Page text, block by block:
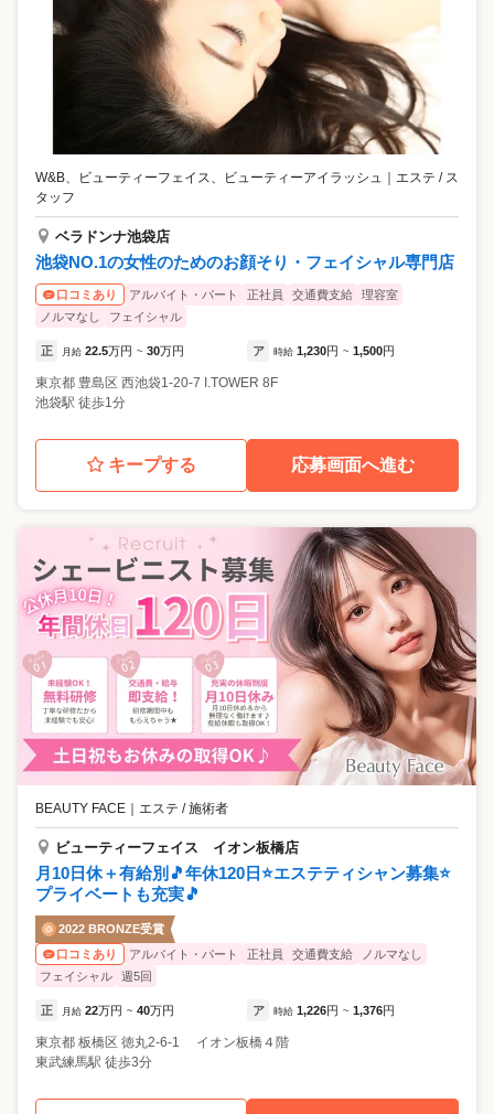
W&B、ビューティーフェイス、ビューティーアイラッシュ
エステ / ス
タッフ
ベラドンナ池袋店
池袋NO.1の女性のためのお顔そり・フェイシャル専門店
口コミあり アルバイト・パート 正社員 交通費支給
理容室
ノルマなし
フェイシャル
正 月給 22.5万円 ~ 30万円 ア 時給 1,230円 ~ 1,500円
東京都 豊島区 西池袋1-20-7 I.TOWER 8F
池袋駅 徒歩1分
キープする 応募画面へ進む
BEAUTY FACE エステ / 施術者
ビューティーフェイス イオン板橋店
月10日休＋有給別🎵年休120日⭐エステティシャン募集⭐
プライベートも充実🎵
2022 BRONZE受賞
口コミあり
アルバイト・パート 正社員 交通費支給
ノルマなし
フェイシャル
週5回
正 月給 22万円 ~ 40万円 ア 時給 1,226円 ~ 1,376円
東京都 板橋区 徳丸2-6-1 イオン板橋４階
東武練馬駅 徒歩3分